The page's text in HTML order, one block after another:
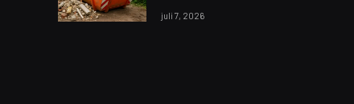
juli 7, 2026